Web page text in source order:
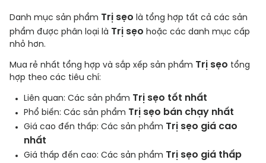
Danh mục sản phẩm Trị sẹo là tổng hợp tất cả các sản
phẩm được phân loại là Trị sẹo hoặc các danh mục cấp
nhỏ hơn.
Mua rẻ nhất tổng hợp và sắp xếp sản phẩm Trị sẹo tổng
hợp theo các tiêu chí:
Liên quan: Các sản phẩm Trị sẹo tốt nhất
Phổ biến: Các sản phẩm Trị sẹo bán chạy nhất
Giá cao đến thấp: Các sản phẩm Trị sẹo giá cao
nhất
Giá thấp đến cao: Các sản phẩm Trị sẹo giá thấp